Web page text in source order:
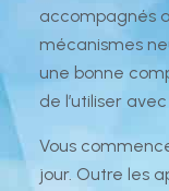
accompagnés
mécanismes
une bonne
de l’utiliser
Vous
jour. Outre les